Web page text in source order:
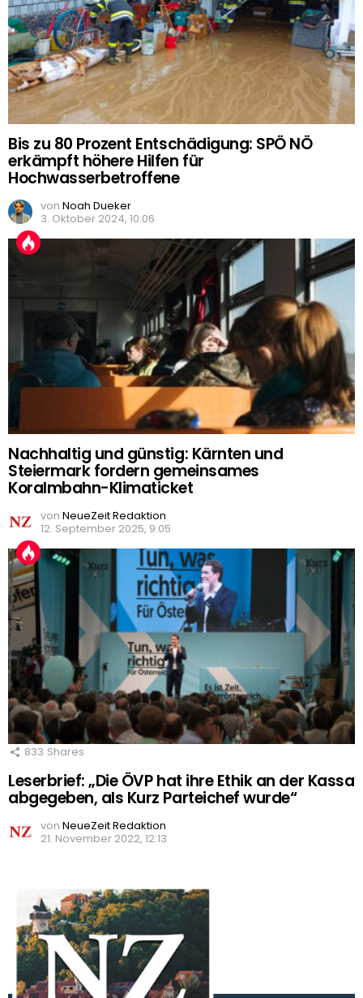
Bis zu 80 Prozent Entschädigung: SPÖ NÖ
erkämpft höhere Hilfen für
Hochwasserbetroffene
von Noah Dueker
3. Oktober 2024, 10:06
Nachhaltig und günstig: Kärnten und
Steiermark fordern gemeinsames
Koralmbahn-Klimaticket
von NeueZeit Redaktion
12. September 2025, 9:05
833 Shares
Leserbrief: „Die ÖVP hat ihre Ethik an der Kassa
abgegeben, als Kurz Parteichef wurde“
von NeueZeit Redaktion
21. November 2022, 12:13